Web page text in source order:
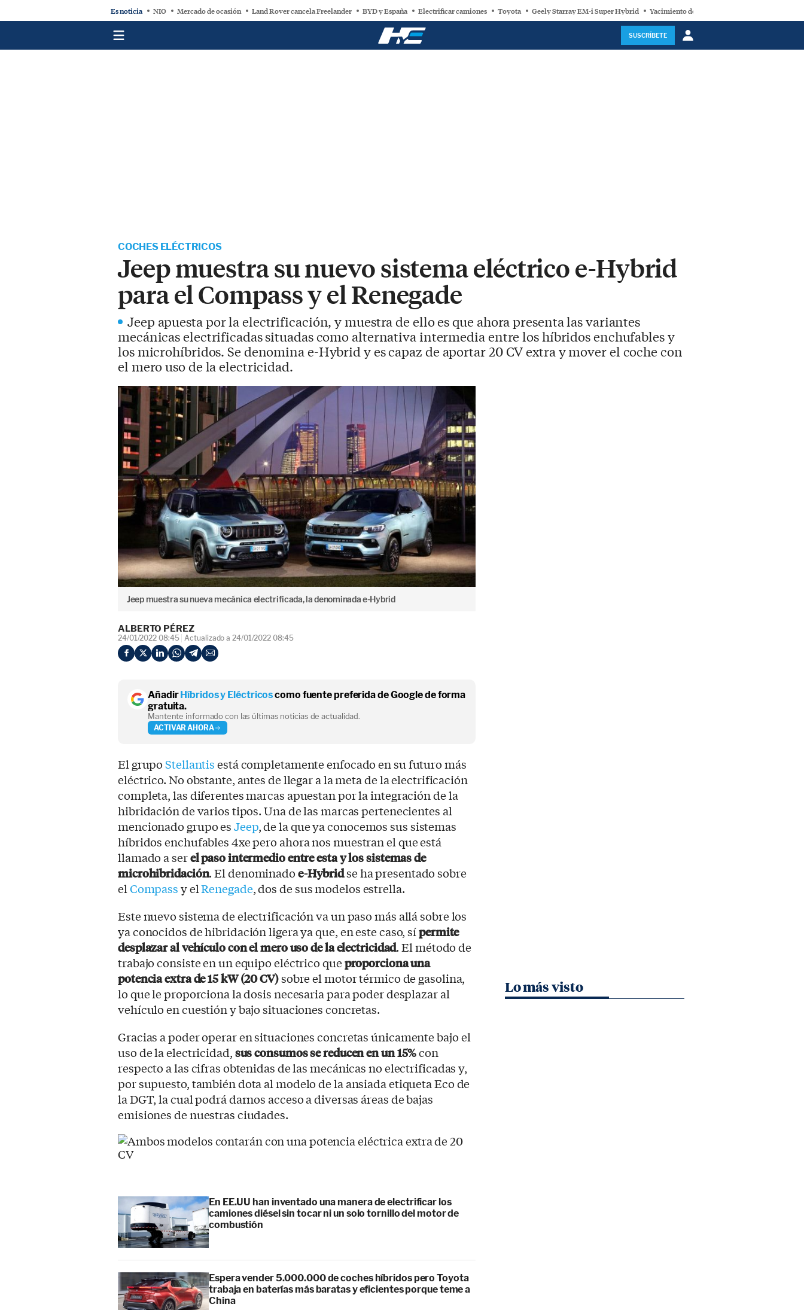
Es noticia NIO Mercado de ocasión Land Rover cancela Freelander BYD y España Electrificar camiones Toyota Geely Starray EM-i Super Hybrid Yacimiento de litio
SUSCRÍBETE
COCHES ELÉCTRICOS
Jeep muestra su nuevo sistema eléctrico e-Hybrid
para el Compass y el Renegade
Jeep apuesta por la electrificación, y muestra de ello es que ahora presenta las variantes
mecánicas electrificadas situadas como alternativa intermedia entre los híbridos enchufables y
los microhíbridos. Se denomina e-Hybrid y es capaz de aportar 20 CV extra y mover el coche con
el mero uso de la electricidad.
Jeep muestra su nueva mecánica electrificada, la denominada e-Hybrid
ALBERTO PÉREZ
24/01/2022 08:45 Actualizado a 24/01/2022 08:45
AñadirHíbridos y Eléctricoscomo fuente preferida de Google de forma
gratuita.
Mantente informado con las últimas noticias de actualidad.
ACTIVAR AHORA
El grupoStellantisestá completamente enfocado en su futuro más
eléctrico. No obstante, antes de llegar a la meta de la electrificación
completa, las diferentes marcas apuestan por la integración de la
hibridación de varios tipos. Una de las marcas pertenecientes al
mencionado grupo esJeep, de la que ya conocemos sus sistemas
híbridos enchufables 4xe pero ahora nos muestran el que está
llamado a serel paso intermedio entre esta y los sistemas de
microhibridación. El denominadoe-Hybridse ha presentado sobre
elCompassy elRenegade, dos de sus modelos estrella.
Este nuevo sistema de electrificación va un paso más allá sobre los
ya conocidos de hibridación ligera ya que, en este caso, sípermite
desplazar al vehículo con el mero uso de la electricidad. El método de
trabajo consiste en un equipo eléctrico queproporciona una
potencia extra de 15 kW (20 CV)sobre el motor térmico de gasolina,
lo que le proporciona la dosis necesaria para poder desplazar al
vehículo en cuestión y bajo situaciones concretas.
Gracias a poder operar en situaciones concretas únicamente bajo el
uso de la electricidad,sus consumos se reducen en un 15%con
respecto a las cifras obtenidas de las mecánicas no electrificadas y,
por supuesto, también dota al modelo de la ansiada etiqueta Eco de
la DGT, la cual podrá darnos acceso a diversas áreas de bajas
emisiones de nuestras ciudades.
En EE.UU han inventado una manera de electrificar los
camiones diésel sin tocar ni un solo tornillo del motor de
combustión
Espera vender 5.000.000 de coches híbridos pero Toyota
trabaja en baterías más baratas y eficientes porque teme a
China
Lo más visto